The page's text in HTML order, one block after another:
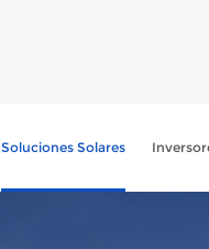
Soluciones Solares